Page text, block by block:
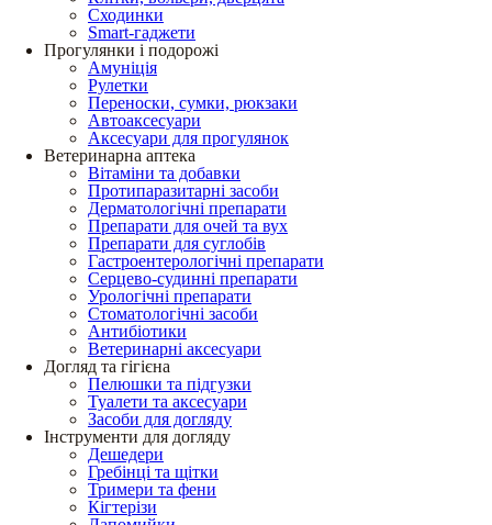
Сходинки
Smart-гаджети
Прогулянки і подорожі
Амуніція
Рулетки
Переноски, сумки, рюкзаки
Автоаксесуари
Аксесуари для прогулянок
Ветеринарна аптека
Вітаміни та добавки
Протипаразитарні засоби
Дерматологічні препарати
Препарати для очей та вух
Препарати для суглобів
Гастроентерологічні препарати
Серцево-судинні препарати
Урологічні препарати
Стоматологічні засоби
Антибіотики
Ветеринарні аксесуари
Догляд та гігієна
Пелюшки та підгузки
Туалети та аксесуари
Засоби для догляду
Інструменти для догляду
Дешедери
Гребінці та щітки
Тримери та фени
Кігтерізи